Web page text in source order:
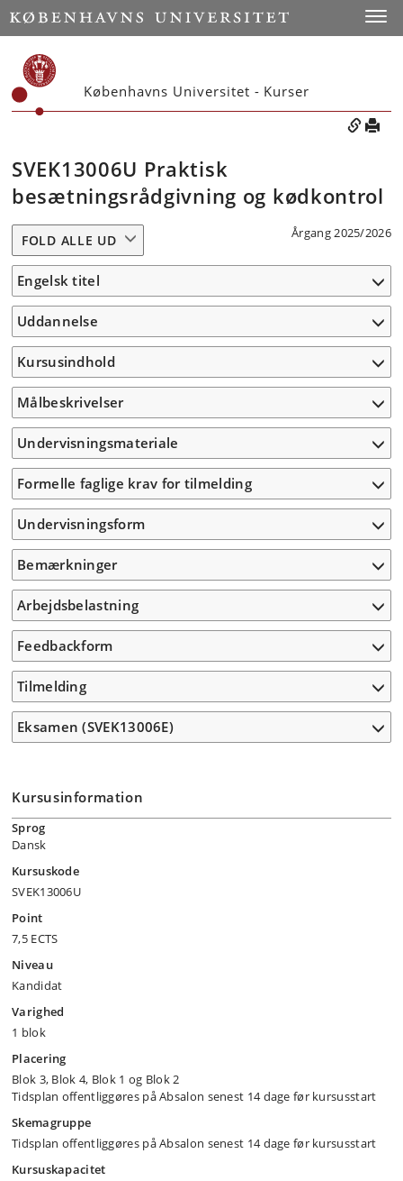
Københavns Universitet - Kurser
SVEK13006U Praktisk
besætningsrådgivning og kødkontrol
Årgang 2025/2026
FOLD ALLE UD
Engelsk titel
Uddannelse
Kursusindhold
Målbeskrivelser
Undervisningsmateriale
Formelle faglige krav for tilmelding
Undervisningsform
Bemærkninger
Arbejdsbelastning
Feedbackform
Tilmelding
Eksamen (SVEK13006E)
Kursusinformation
Sprog
Dansk
Kursuskode
SVEK13006U
Point
7,5 ECTS
Niveau
Kandidat
Varighed
1 blok
Placering
Blok 3, Blok 4, Blok 1 og Blok 2
Tidsplan offentliggøres på Absalon senest 14 dage før kursusstart
Skemagruppe
Tidsplan offentliggøres på Absalon senest 14 dage før kursusstart
Kursuskapacitet